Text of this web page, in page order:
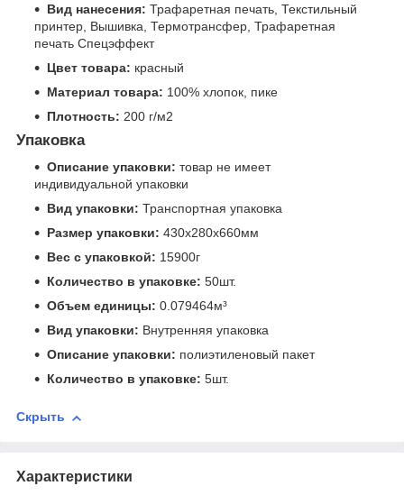
Вид нанесения: Трафаретная печать, Текстильный
принтер, Вышивка, Термотрансфер, Трафаретная
печать Спецэффект
Цвет товара: красный
Материал товара: 100% хлопок, пике
Плотность: 200 г/м2
Упаковка
Описание упаковки: товар не имеет
индивидуальной упаковки
Вид упаковки: Транспортная упаковка
Размер упаковки: 430x280x660мм
Вес с упаковкой: 15900г
Количество в упаковке: 50шт.
Объем единицы: 0.079464м³
Вид упаковки: Внутренняя упаковка
Описание упаковки: полиэтиленовый пакет
Количество в упаковке: 5шт.
Скрыть
Характеристики